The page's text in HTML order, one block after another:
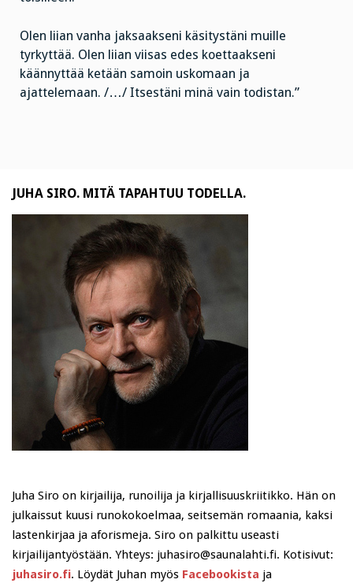
Olen liian vanha jaksaakseni käsitystäni muille
tyrkyttää. Olen liian viisas edes koettaakseni
käännyttää ketään samoin uskomaan ja
ajattelemaan. /…/ Itsestäni minä vain todistan.”
JUHA SIRO. MITÄ TAPAHTUU TODELLA.
Juha Siro on kirjailija, runoilija ja kirjallisuuskriitikko. Hän on
julkaissut kuusi runokokoelmaa, seitsemän romaania, kaksi
lastenkirjaa ja aforismeja. Siro on palkittu useasti
kirjailijantyöstään. Yhteys: juhasiro@saunalahti.fi. Kotisivut:
juhasiro.fi. Löydät Juhan myös Facebookista ja